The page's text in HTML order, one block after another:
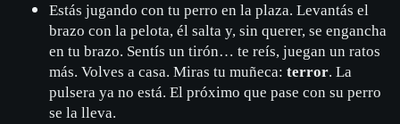
Estás jugando con tu perro en la plaza. Levantás el
brazo con la pelota, él salta y, sin querer, se engancha
en tu brazo. Sentís un tirón… te reís, juegan un ratos
más. Volves a casa. Miras tu muñeca: terror. La
pulsera ya no está. El próximo que pase con su perro
se la lleva.